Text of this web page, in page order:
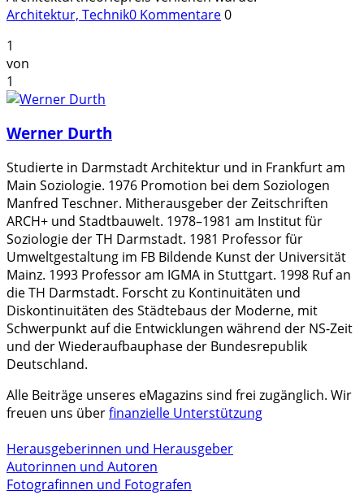
Architektur, Technik0 Kommentare0
1
von
1
Werner Durth
Studierte in Darmstadt Architektur und in Frankfurt am
Main Soziologie. 1976 Promotion bei dem Soziologen
Manfred Teschner. Mitherausgeber der Zeitschriften
ARCH+ und Stadtbauwelt. 1978–1981 am Institut für
Soziologie der TH Darmstadt. 1981 Professor für
Umweltgestaltung im FB Bildende Kunst der Universität
Mainz. 1993 Professor am IGMA in Stuttgart. 1998 Ruf an
die TH Darmstadt. Forscht zu Kontinuitäten und
Diskontinuitäten des Städtebaus der Moderne, mit
Schwerpunkt auf die Entwicklungen während der NS-Zeit
und der Wiederaufbauphase der Bundesrepublik
Deutschland.
Alle Beiträge unseres eMagazins sind frei zugänglich. Wir
freuen uns überfinanzielle Unterstützung
Herausgeberinnen und Herausgeber
Autorinnen und Autoren
Fotografinnen und Fotografen